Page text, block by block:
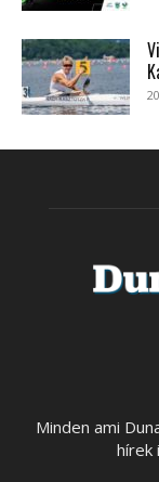
Minden ami
hírek